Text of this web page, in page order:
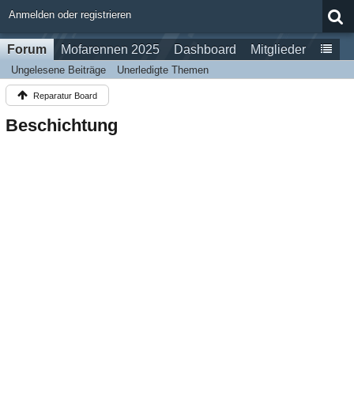
Anmelden oder registrieren
Forum Mofarennen 2025 Dashboard Mitglieder
Ungelesene Beiträge Unerledigte Themen
Reparatur Board
Beschichtung